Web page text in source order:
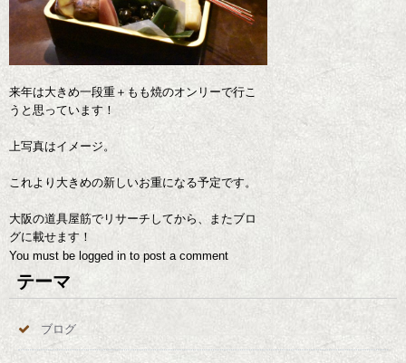
来年は大きめ一段重＋もも焼のオンリーで行こ
うと思っています！
上写真はイメージ。
これより大きめの新しいお重になる予定です。
大阪の道具屋筋でリサーチしてから、またブロ
グに載せます！
You must be logged in to post a comment
テーマ
ブログ